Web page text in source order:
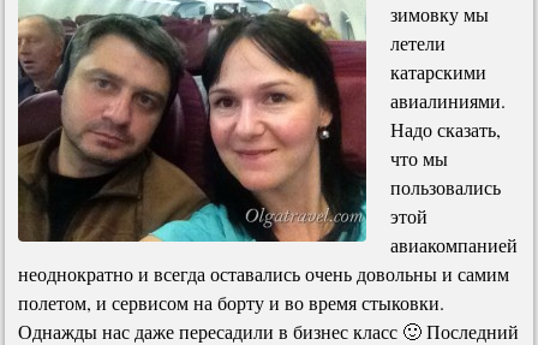
зимовку мы
летели
катарскими
авиалиниями.
Надо сказать,
что мы
пользовались
этой
авиакомпанией
неоднократно и всегда оставались очень довольны и самим
полетом, и сервисом на борту и во время стыковки.
Однажды нас даже пересадили в бизнес класс 🙂 Последний